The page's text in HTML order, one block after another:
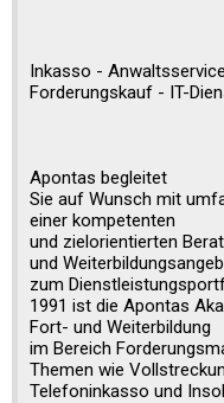
Inkasso -
Forderungskauf - IT-
Apontas begleitet
Sie auf Wunsch mit
einer kompetenten
und zielorientierten
und
zum
1991 ist die Apontas
Fort- und Weiterbildung
im Bereich
Themen wie
Telefoninkasso und